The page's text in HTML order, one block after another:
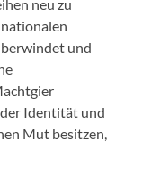
neu zu
und
Identität und
Mut besitzen,